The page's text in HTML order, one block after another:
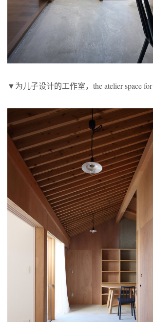
▼为儿子设计的工作室，the atelier space for